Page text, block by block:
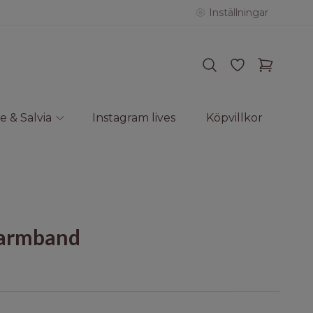
Inställningar
& Salvia Instagram lives Köpvillkor